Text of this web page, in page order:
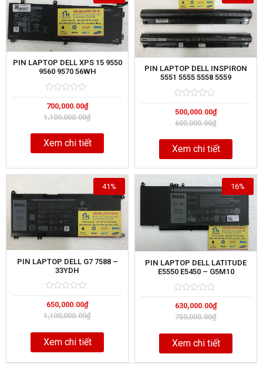
PIN LAPTOP DELL XPS 15 9550
9560 9570 56WH
0
out
of
1,100,000.00₫
700,000.00₫
Xem chi tiết
PIN LAPTOP DELL INSPIRON
5551 5555 5558 5559
0
out
of
600,000.00₫
500,000.00₫
Xem chi tiết
PIN LAPTOP DELL G7 7588 –
33YDH
0
out
of
1,100,000.00₫
650,000.00₫
41%
Xem chi tiết
PIN LAPTOP DELL LATITUDE
E5550 E5450 – G5M10
0
out
of
750,000.00₫
630,000.00₫
16%
Xem chi tiết